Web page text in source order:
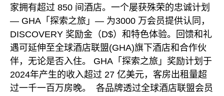
家拥有超过 850 间酒店。一个屡获殊荣的忠诚计划
— GHA「探索之旅」— 为3000 万会员提供认同，
DISCOVERY 奖励金（D$）和特色体验。回馈和礼
遇可延伸至全球酒店联盟(GHA)旗下酒店和合作伙
伴，无论是否入住。 GHA「探索之旅」奖励计划于
2024年产生的收入超过 27 亿美元，客房出租量超
过一千一百万房晚。 各品牌透过全球酒店联盟会员